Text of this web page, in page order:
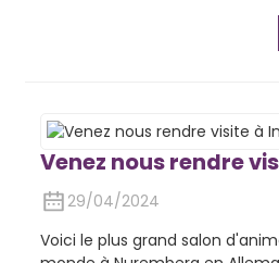
Venez nous rendre
29/04/2024
Voici le plus grand salon